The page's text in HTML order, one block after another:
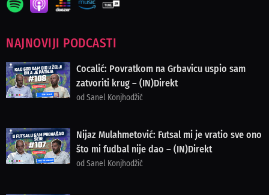
NAJNOVIJI PODCASTI
Cocalić: Povratkom na Grbavicu uspio sam
zatvoriti krug – (IN)Direkt
od Sanel Konjhodžić
Nijaz Mulahmetović: Futsal mi je vratio sve ono
što mi fudbal nije dao – (IN)Direkt
od Sanel Konjhodžić